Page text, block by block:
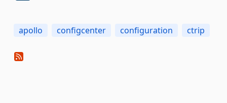
apollo configcenter configuration ctrip